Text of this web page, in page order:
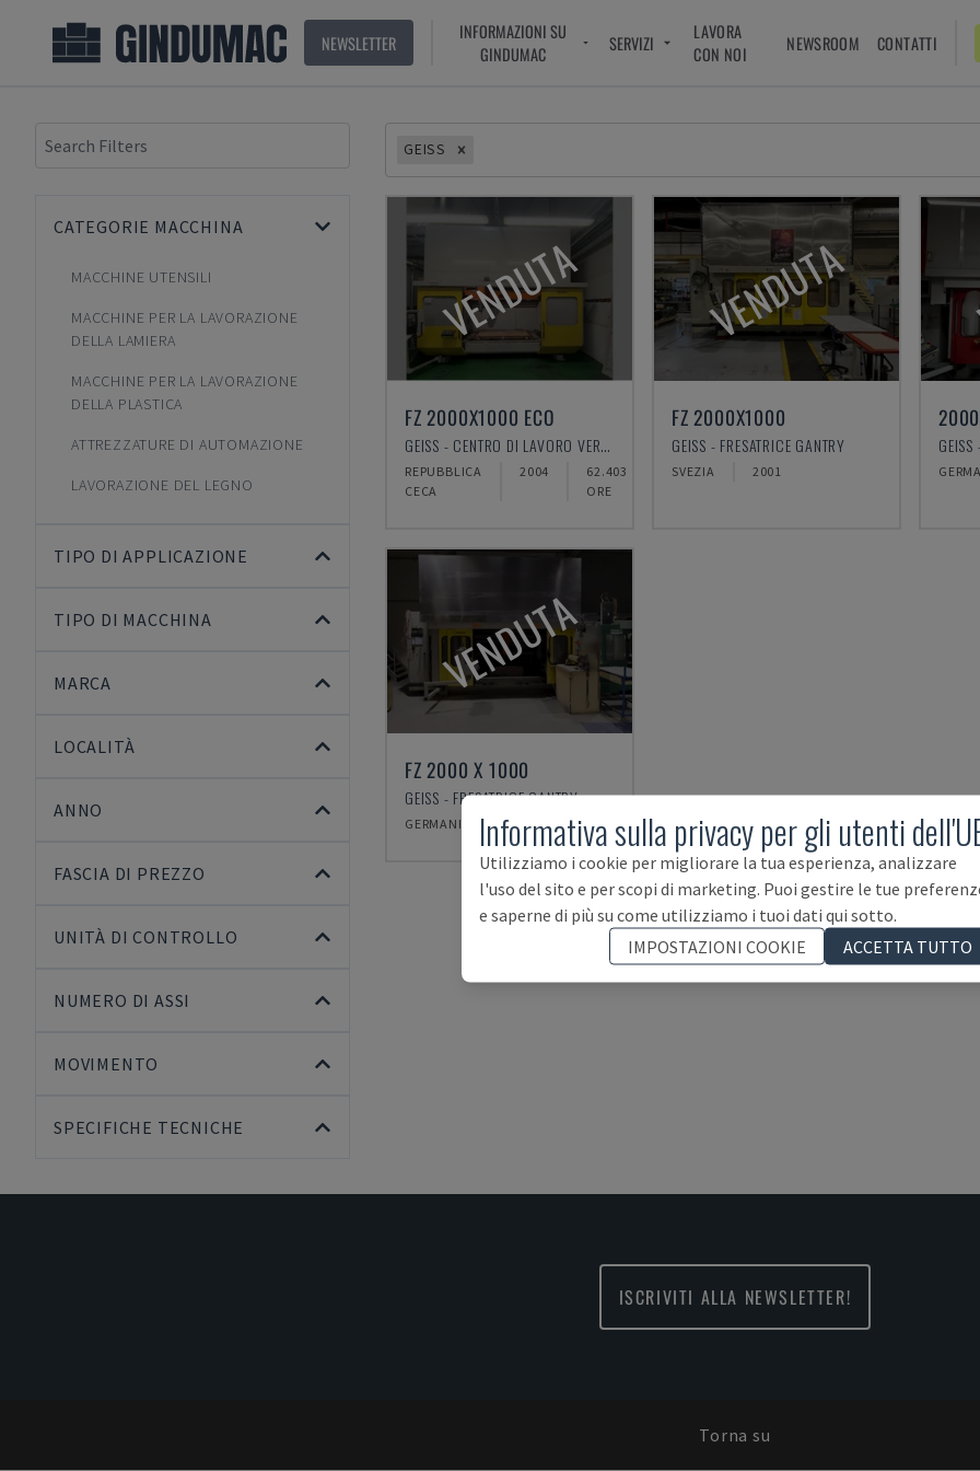
NEWSLETTER
INFORMAZIONI SU
GINDUMAC
SERVIZI
LAVORA
CON NOI
NEWSROOM CONTATTI
CATEGORIE MACCHINA
MACCHINE UTENSILI
MACCHINE PER LA LAVORAZIONE
DELLA LAMIERA
MACCHINE PER LA LAVORAZIONE
DELLA PLASTICA
ATTREZZATURE DI AUTOMAZIONE
LAVORAZIONE DEL LEGNO
TIPO DI APPLICAZIONE
TIPO DI MACCHINA
MARCA
LOCALITÀ
ANNO
FASCIA DI PREZZO
UNITÀ DI CONTROLLO
NUMERO DI ASSI
MOVIMENTO
SPECIFICHE TECNICHE
GEISS
VENDUTA
FZ 2000X1000 ECO
GEISS - CENTRO DI LAVORO VERTICALE
REPUBBLICA
CECA
2004
62.403
ORE
VENDUTA
FZ 2000X1000
GEISS - FRESATRICE GANTRY
SVEZIA 2001
GEISS
VENDUTA
FZ 2000 X 1000
GEISS - FRESATRICE GANTRY
GERMANIA 2000
ISCRIVITI ALLA NEWSLETTER!
Torna su
Informativa sulla privacy per gli utenti
Utilizziamo i cookie per migliorare la tua esperienza, analizzare
l'uso del sito e per scopi di marketing. Puoi gestire le tue
e saperne di più su come utilizziamo i tuoi dati qui sotto.
IMPOSTAZIONI COOKIE
ACCETTA TUTTO